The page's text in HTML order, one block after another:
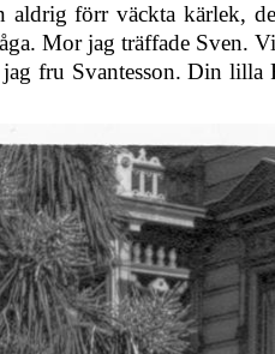
aldrig förr väckta kärlek,
Mor jag träffade Sven.
fru Svantesson. Din